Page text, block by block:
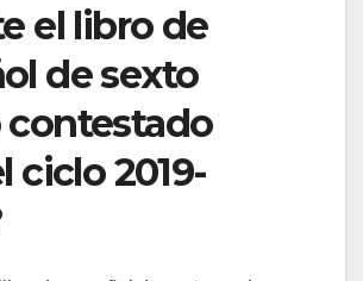
el libro de
de sexto
contestado
ciclo 2019-